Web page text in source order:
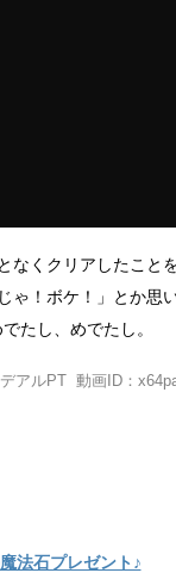
くクリアしたこと
ゃ！ボケ！」とか思
たし、めでたし。
アルPT 動画ID：
法石プレゼント♪